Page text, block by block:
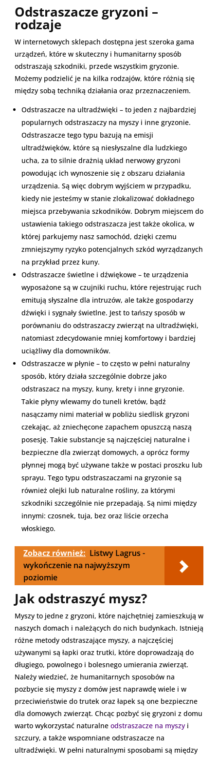
Odstraszacze gryzoni –
rodzaje
W internetowych sklepach dostępna jest szeroka gama
urządzeń, które w skuteczny i humanitarny sposób
odstraszają szkodniki, przede wszystkim gryzonie.
Możemy podzielić je na kilka rodzajów, które różnią się
między sobą techniką działania oraz przeznaczeniem.
Odstraszacze na ultradźwięki – to jeden z najbardziej
popularnych odstraszaczy na myszy i inne gryzonie.
Odstraszacze tego typu bazują na emisji
ultradźwięków, które są niesłyszalne dla ludzkiego
ucha, za to silnie drażnią układ nerwowy gryzoni
powodując ich wynoszenie się z obszaru działania
urządzenia. Są więc dobrym wyjściem w przypadku,
kiedy nie jesteśmy w stanie zlokalizować dokładnego
miejsca przebywania szkodników. Dobrym miejscem do
ustawienia takiego odstraszacza jest także okolica, w
której parkujemy nasz samochód, dzięki czemu
zmniejszymy ryzyko potencjalnych szkód wyrządzanych
na przykład przez kuny.
Odstraszacze świetlne i dźwiękowe – te urządzenia
wyposażone są w czujniki ruchu, które rejestrując ruch
emitują słyszalne dla intruzów, ale także gospodarzy
dźwięki i sygnały świetlne. Jest to tańszy sposób w
porównaniu do odstraszaczy zwierząt na ultradźwięki,
natomiast zdecydowanie mniej komfortowy i bardziej
uciążliwy dla domowników.
Odstraszacze w płynie – to często w pełni naturalny
sposób, który działa szczególnie dobrze jako
odstraszacz na myszy, kuny, krety i inne gryzonie.
Takie płyny wlewamy do tuneli kretów, bądź
nasączamy nimi materiał w pobliżu siedlisk gryzoni
czekając, aż zniechęcone zapachem opuszczą naszą
posesję. Takie substancje są najczęściej naturalne i
bezpieczne dla zwierząt domowych, a oprócz formy
płynnej mogą być używane także w postaci proszku lub
sprayu. Tego typu odstraszaczami na gryzonie są
również olejki lub naturalne rośliny, za którymi
szkodniki szczególnie nie przepadają. Są nimi między
innymi: czosnek, tuja, bez oraz liście orzecha
włoskiego.
Zobacz również: Listwy Lagrus -
wykończenie na najwyższym
poziomie
Jak odstraszyć mysz?
Myszy to jedne z gryzoni, które najchętniej zamieszkują w
naszych domach i należących do nich budynkach. Istnieją
różne metody odstraszające myszy, a najczęściej
używanymi są łapki oraz trutki, które doprowadzają do
długiego, powolnego i bolesnego umierania zwierząt.
Należy wiedzieć, że humanitarnych sposobów na
pozbycie się myszy z domów jest naprawdę wiele i w
przeciwieństwie do trutek oraz łapek są one bezpieczne
dla domowych zwierząt. Chcąc pozbyć się gryzoni z domu
warto wykorzystać naturalne odstraszacze na myszy i
szczury, a także wspomniane odstraszacze na
ultradźwięki. W pełni naturalnymi sposobami są między